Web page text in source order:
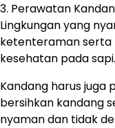
3. Perawatan
Lingkungan yang
ketenteraman serta
kesehatan pada sapi.
Kandang harus juga
bersihkan kandang
nyaman dan tidak